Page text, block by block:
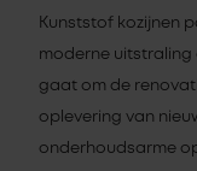
Kunststof kozijnen
moderne uitstraling
gaat om de
oplevering van
onderhoudsarme